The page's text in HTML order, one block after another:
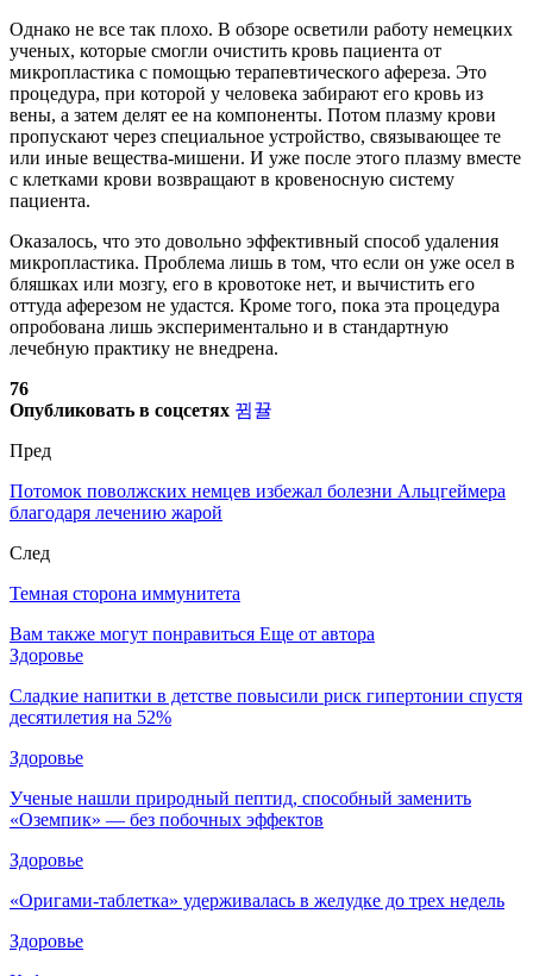
Однако не все так плохо. В обзоре осветили работу немецких
ученых, которые смогли очистить кровь пациента от
микропластика с помощью терапевтического афереза. Это
процедура, при которой у человека забирают его кровь из
вены, а затем делят ее на компоненты. Потом плазму крови
пропускают через специальное устройство, связывающее те
или иные вещества-мишени. И уже после этого плазму вместе
с клетками крови возвращают в кровеносную систему
пациента.
Оказалось, что это довольно эффективный способ удаления
микропластика. Проблема лишь в том, что если он уже осел в
бляшках или мозгу, его в кровотоке нет, и вычистить его
оттуда аферезом не удастся. Кроме того, пока эта процедура
опробована лишь экспериментально и в стандартную
лечебную практику не внедрена.
76
Опубликовать в соцсетях
Пред
Потомок поволжских немцев избежал болезни Альцгеймера
благодаря лечению жарой
След
Темная сторона иммунитета
Вам также могут понравиться Еще от автора
Здоровье
Сладкие напитки в детстве повысили риск гипертонии спустя
десятилетия на 52%
Здоровье
Ученые нашли природный пептид, способный заменить
«Оземпик» — без побочных эффектов
Здоровье
«Оригами-таблетка» удерживалась в желудке до трех недель
Здоровье